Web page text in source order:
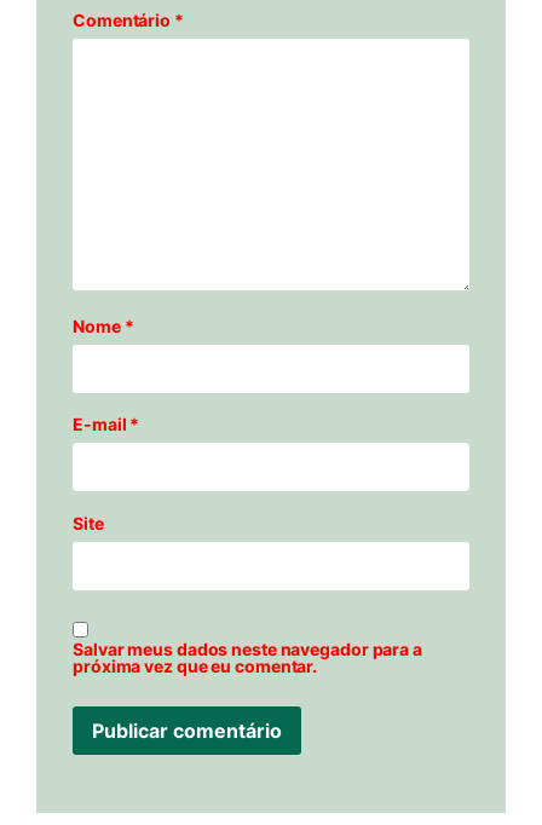
Comentário *
Nome *
E-mail *
Site
Salvar meus dados neste navegador para a
próxima vez que eu comentar.